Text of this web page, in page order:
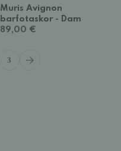
Muris Avignon
barfotaskor - Dam
89,00 €
3